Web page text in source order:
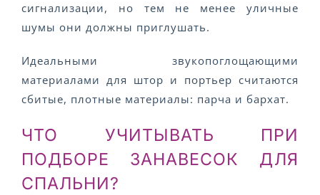
сигнализации, но тем не менее уличные
шумы они должны приглушать.
Идеальными звукопоглощающими
материалами для штор и портьер считаются
сбитые, плотные материалы: парча и бархат.
ЧТО УЧИТЫВАТЬ ПРИ
ПОДБОРЕ ЗАНАВЕСОК ДЛЯ
СПАЛЬНИ?